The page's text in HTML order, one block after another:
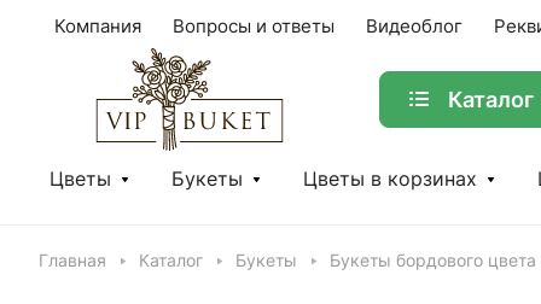
Компания Вопросы и ответы Видеоблог
Каталог
Цветы Букеты Цветы в корзинах
Главная Каталог Букеты Букеты бордового цвета